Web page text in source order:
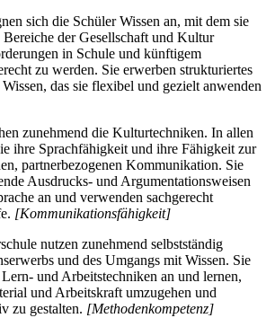
sich die Schüler Wissen an, mit dem sie
der Gesellschaft und Kultur
in Schule und künftigem
zu werden. Sie erwerben strukturiertes
das sie flexibel und gezielt anwenden
zunehmend die Kulturtechniken. In allen
ihre Sprachfähigkeit und ihre Fähigkeit zur
partnerbezogenen Kommunikation. Sie
Ausdrucks- und Argumentationsweisen
an und verwenden sachgerecht
[Kommunikationsfähigkeit]
nutzen zunehmend selbstständig
und des Umgangs mit Wissen. Sie
und Arbeitstechniken an und lernen,
und Arbeitskraft umzugehen und
zu gestalten. [Methodenkompetenz]